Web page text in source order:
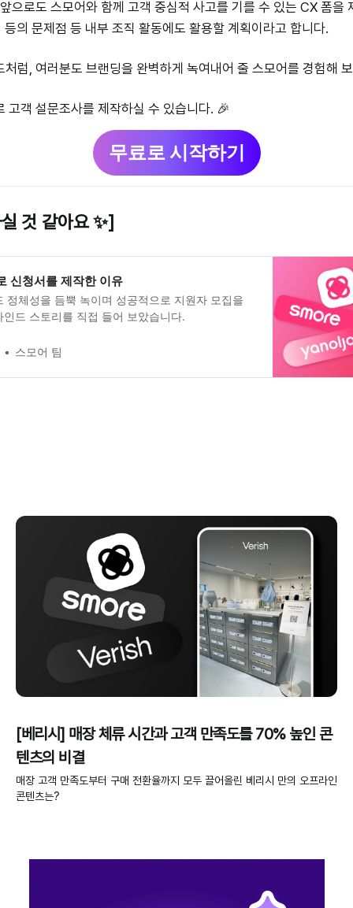
으로도 스모어와 함께 고객 중심적 사고를 기를 수 있는 CX 폼을
의 문제점 등 내부 조직 활동에도 활용할 계획이라고 합니다.
처럼, 여러분도 브랜딩을 완벽하게 녹여내어 줄 스모어를 경험해
고객 설문조사를 제작하실 수 있습니다. 🎉
무료로 시작하기
것 같아요✨]
신청서를 제작한 이유
정체성을 듬뿍 녹이며 성공적으로 지원자 모집을
드 스토리를 직접 들어 보았습니다.
스모어 팀
[베리시] 매장 체류 시간과 고객 만족도를 70% 높인 콘
텐츠의 비결
매장 고객 만족도부터 구매 전환율까지 모두 끌어올린 베리시 만의 오프라인
콘텐츠는?